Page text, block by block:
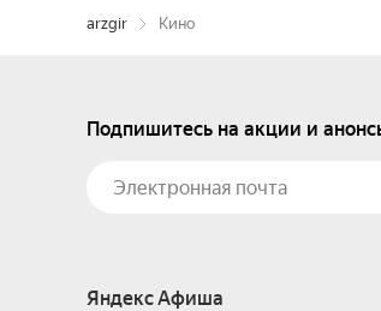
arzgir Кино
Подпишитесь на акции и
Яндекс Афиша